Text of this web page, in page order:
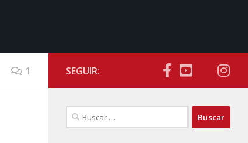
1 SEGUIR:
Buscar: